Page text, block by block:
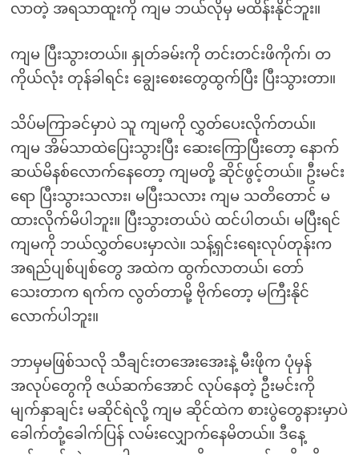
လာတဲ့ အရသာထူးကို ကျမ ဘယ်လိုမှ မထိန်းနိုင်ဘူး။
ကျမ ပြီးသွားတယ်။ နှုတ်ခမ်းကို တင်းတင်းဖိကိုက်၊ တ
ကိုယ်လုံး တုန်ခါရင်း ချွေးစေးတွေထွက်ပြီး ပြီးသွားတာ။
သိပ်မကြာခင်မှာပဲ သူ ကျမကို လွှတ်ပေးလိုက်တယ်။
ကျမ အိမ်သာထဲပြေးသွားပြီး ဆေးကြောပြီးတော့ နောက်
ဆယ်မိနစ်လောက်နေတော့ ကျမတို့ ဆိုင်ဖွင့်တယ်။ ဦးမင်း
ရော ပြီးသွားသလား၊ မပြီးသလား ကျမ သတိတောင် မ
ထားလိုက်မိပါဘူး။ ပြီးသွားတယ်ပဲ ထင်ပါတယ်၊ မပြီးရင်
ကျမကို ဘယ်လွှတ်ပေးမှာလဲ။ သန့်ရှင်းရေးလုပ်တုန်းက
အရည်ပျစ်ပျစ်တွေ အထဲက ထွက်လာတယ်၊ တော်
သေးတာက ရက်က လွတ်တာမို့ ဗိုက်တော့ မကြီးနိုင်
လောက်ပါဘူး။
ဘာမှမဖြစ်သလို သီချင်းတအေးအေးနဲ့ မီးဖိုက ပုံမှန်
အလုပ်တွေကို ဇယ်ဆက်အောင် လုပ်နေတဲ့ ဦးမင်းကို
မျက်နှာချင်း မဆိုင်ရဲလို့ ကျမ ဆိုင်ထဲက စားပွဲတွေနားမှာပဲ
ခေါက်တုံ့ခေါက်ပြန် လမ်းလျှောက်နေမိတယ်။ ဒီနေ့